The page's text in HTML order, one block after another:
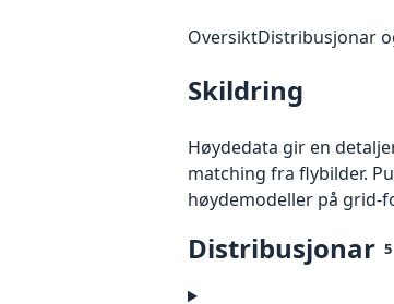
OversiktDistribusjonar
Skildring
Høydedata gir en
matching fra flybilder.
høydemodeller på grid-
Distribusjonar 5